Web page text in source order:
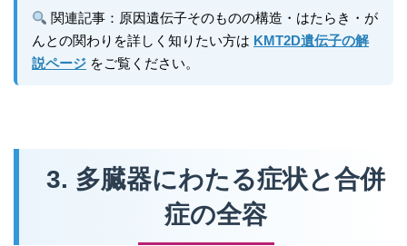
関連記事：原因遺伝子そのものの構造・はたらき・が
んとの関わりを詳しく知りたい方は KMT2D遺伝子の解
説ページ をご覧ください。
3. 多臓器にわたる症状と合併
症の全容